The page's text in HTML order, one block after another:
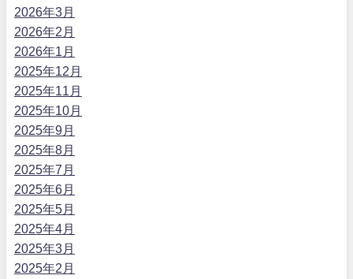
2026年3月
2026年2月
2026年1月
2025年12月
2025年11月
2025年10月
2025年9月
2025年8月
2025年7月
2025年6月
2025年5月
2025年4月
2025年3月
2025年2月